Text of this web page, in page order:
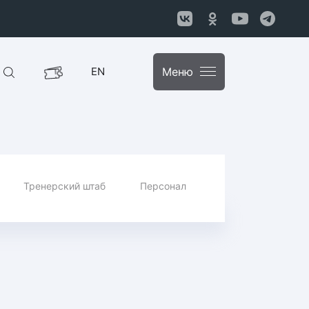
EN Меню
Тренерский штаб Персонал